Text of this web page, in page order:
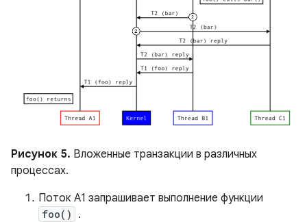
Рисунок 5. Вложенные транзакции в различных
процессах.
Поток A1 запрашивает выполнение функции
foo()
.